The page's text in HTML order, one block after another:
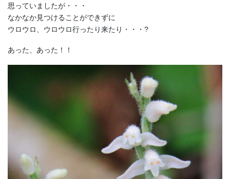
思っていましたが・・・
なかなか見つけることができずに
ウロウロ、ウロウロ行ったり来たり・・・?
あった、あった！！